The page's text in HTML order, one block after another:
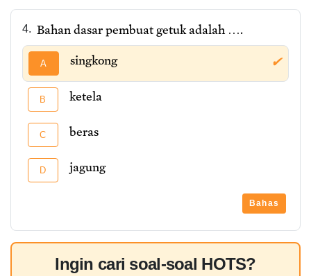
4. Bahan dasar pembuat getuk adalah ….
A ✔
singkong
B ketela
C beras
D jagung
Bahas
Ingin cari soal-soal HOTS?